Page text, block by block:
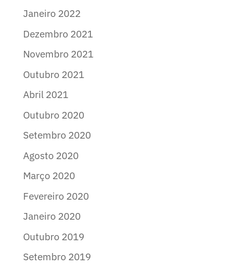
Janeiro 2022
Dezembro 2021
Novembro 2021
Outubro 2021
Abril 2021
Outubro 2020
Setembro 2020
Agosto 2020
Março 2020
Fevereiro 2020
Janeiro 2020
Outubro 2019
Setembro 2019